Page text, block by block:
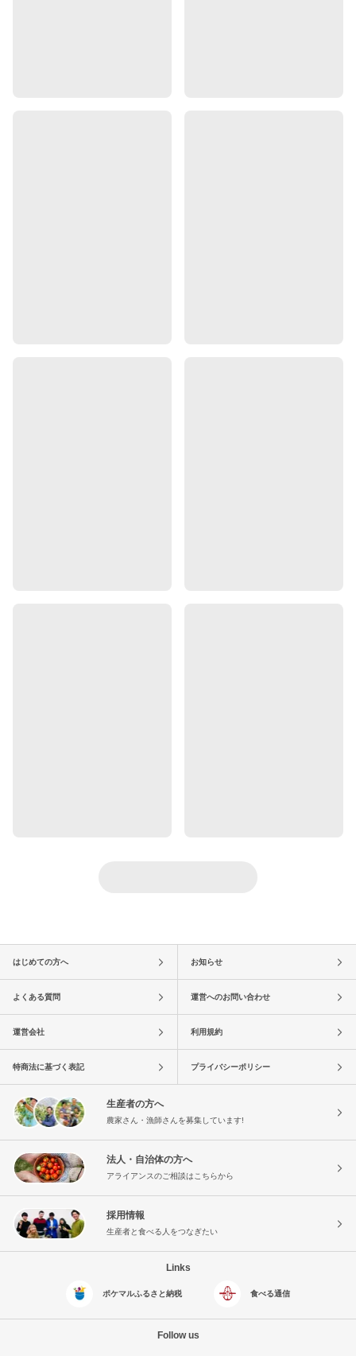
はじめての方へ お知らせ
よくある質問 運営へのお問い合わせ
運営会社 利用規約
特商法に基づく表記 プライバシーポリシー
生産者の方へ
農家さん・漁師さんを募集しています!
法人・自治体の方へ
アライアンスのご相談はこちらから
採用情報
生産者と食べる人をつなぎたい
Links
ポケマルふるさと納税 食べる通信
Follow us